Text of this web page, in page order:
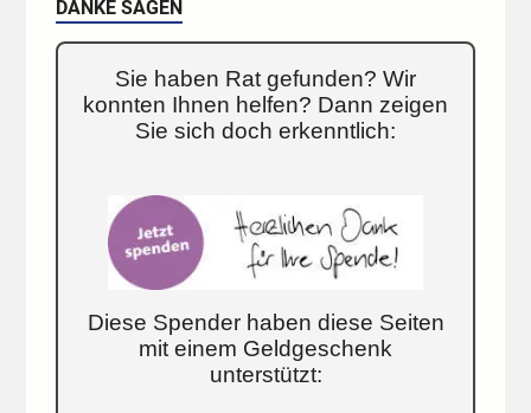
DANKE SAGEN
Sie haben Rat gefunden? Wir
konnten Ihnen helfen? Dann zeigen
Sie sich doch erkenntlich:
Diese Spender haben diese Seiten
mit einem Geldgeschenk
unterstützt: